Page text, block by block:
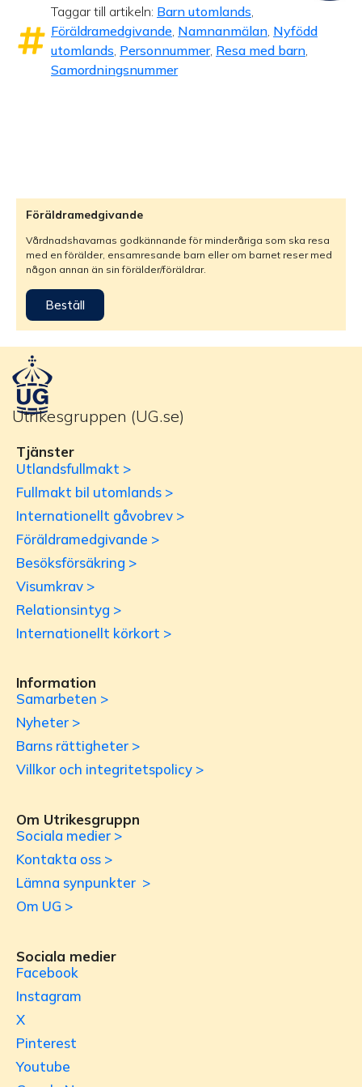
Taggar till artikeln: Barn utomlands,
Föräldramedgivande, Namnanmälan, Nyfödd
utomlands, Personnummer, Resa med barn,
Samordningsnummer
Föräldramedgivande
Vårdnadshavarnas godkännande för minderåriga som ska resa
med en förälder, ensamresande barn eller om barnet reser med
någon annan än sin förälder/föräldrar.
Beställ
Utrikesgruppen (UG.se)
Tjänster
Utlandsfullmakt >
Fullmakt bil utomlands >
Internationellt gåvobrev >
Föräldramedgivande >
Besöksförsäkring >
Visumkrav >
Relationsintyg >
Internationellt körkort >
Information
Samarbeten >
Nyheter >
Barns rättigheter >
Villkor och integritetspolicy >
Om Utrikesgruppn
Sociala medier >
Kontakta oss >
Lämna synpunkter >
Om UG >
Sociala medier
Facebook
Instagram
X
Pinterest
Youtube